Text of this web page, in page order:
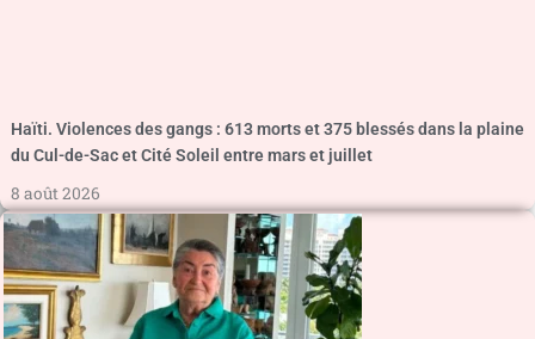
Haïti. Violences des gangs : 613 morts et 375 blessés dans la plaine
du Cul-de-Sac et Cité Soleil entre mars et juillet
8 août 2026